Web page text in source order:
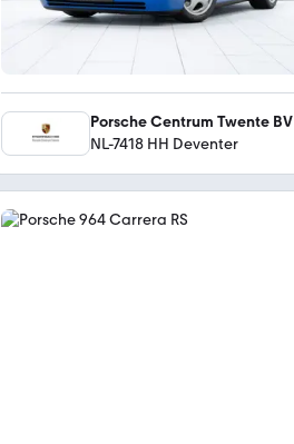
Porsche Centrum Twente BV
NL-7418 HH Deventer